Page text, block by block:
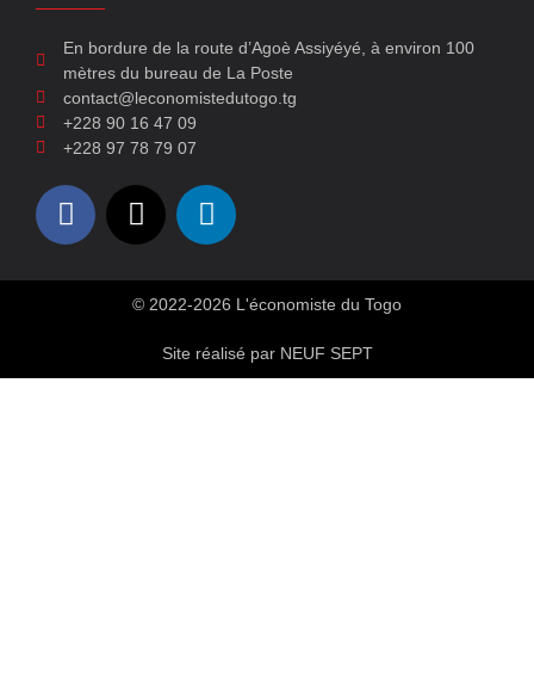
En bordure de la route d’Agoè Assiyéyé, à environ 100
mètres du bureau de La Poste
contact@leconomistedutogo.tg
+228 90 16 47 09
+228 97 78 79 07
© 2022-2026 L'économiste du Togo
Site réalisé par NEUF SEPT